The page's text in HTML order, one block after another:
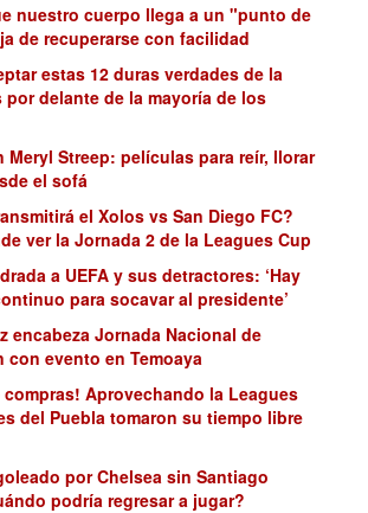
nuestro cuerpo llega a un "punto de
de recuperarse con facilidad
estas 12 duras verdades de la
por delante de la mayoría de los
Meryl Streep: películas para reír, llorar
el sofá
el Xolos vs San Diego FC?
ver la Jornada 2 de la Leagues Cup
a UEFA y sus detractores: ‘Hay
para socavar al presidente’
encabeza Jornada Nacional de
con evento en Temoaya
compras! Aprovechando la Leagues
del Puebla tomaron su tiempo libre
por Chelsea sin Santiago
podría regresar a jugar?